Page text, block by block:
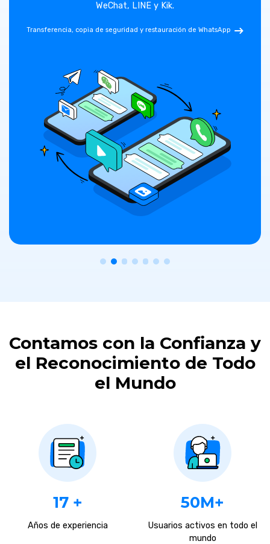
WeChat, LINE y Kik.
Transferencia, copia de seguridad y restauración de WhatsApp
Contamos con la Confianza y
el Reconocimiento de Todo
el Mundo
17 +
Años de experiencia
50M+
Usuarios activos en todo el
mundo